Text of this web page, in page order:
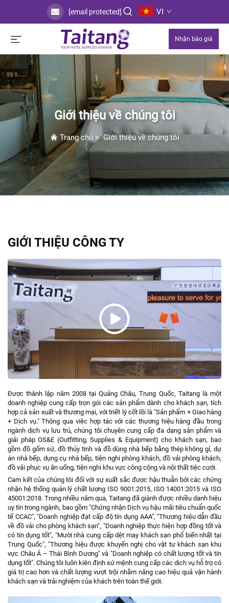
[email protected] VI
Nhận báo giá
Giới thiệu về chúng tôi
Trang chủ >Giới thiệu về chúng tôi
GIỚI THIỆU CÔNG TY
Được thành lập năm 2008 tại Quảng Châu, Trung Quốc, Taitang là một
doanh nghiệp cung cấp trọn gói các sản phẩm dành cho khách sạn, tích
hợp cả sản xuất và thương mại, với triết lý cốt lõi là "Sản phẩm + Giao hàng
+ Dịch vụ." Thông qua việc hợp tác với các thương hiệu hàng đầu trong
ngành dịch vụ lưu trú, chúng tôi chuyên cung cấp đa dạng sản phẩm và
giải pháp OS&E (Outfitting, Supplies & Equipment) cho khách sạn, bao
gồm đồ gốm sứ, đồ thủy tinh và đồ dùng nhà bếp bằng thép không gỉ, dự
án nhà bếp, dụng cụ nhà bếp, tiện nghi phòng khách, đồ vải phòng khách,
đồ vải phục vụ ăn uống, tiện nghi khu vực công cộng và nội thất tiệc cưới.
Cam kết của chúng tôi đối với sự xuất sắc được hậu thuẫn bởi các chứng
nhận hệ thống quản lý chất lượng ISO 9001:2015, ISO 14001:2015 và ISO
45001:2018. Trong nhiều năm qua, Taitang đã giành được nhiều danh hiệu
uy tín trong ngành, bao gồm "Chứng nhận Dịch vụ hậu mãi tiêu chuẩn quốc
tế CCAC", "Doanh nghiệp đạt cấp độ tín dụng AAA", "Thương hiệu dẫn đầu
về đồ vải cho phòng khách sạn", "Doanh nghiệp thực hiện hợp đồng tốt và
có tín dụng tốt", "Mười nhà cung cấp dệt may khách sạn phổ biến nhất tại
Trung Quốc", "Thương hiệu được khuyến nghị cho vật tư khách sạn khu
vực Châu Á – Thái Bình Dương" và "Doanh nghiệp có chất lượng tốt và tín
dụng tốt". Chúng tôi luôn kiên định sứ mệnh cung cấp các dịch vụ hỗ trợ có
giá trị cao hơn và chất lượng vượt trội nhằm nâng cao hiệu quả vận hành
khách sạn và trải nghiệm của khách trên toàn thế giới.